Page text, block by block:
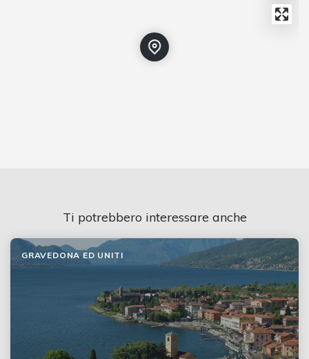
Ti potrebbero interessare anche
GRAVEDONA ED UNITI